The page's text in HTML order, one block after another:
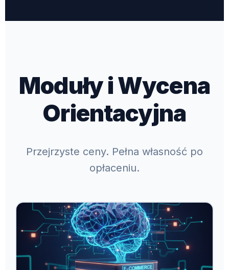
Moduły i Wycena
Orientacyjna
Przejrzyste ceny. Pełna własność po
opłaceniu.